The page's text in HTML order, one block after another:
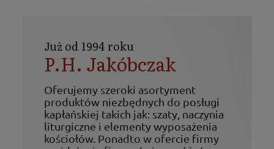
Już od 1994 roku
P.H. Jakóbczak
Oferujemy szeroki asortyment
produktów niezbędnych do posługi
kapłańskiej takich jak: szaty, naczynia
liturgiczne i elementy wyposażenia
kościołów. Ponadto w ofercie firmy